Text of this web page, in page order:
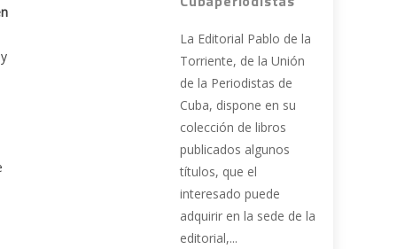
La Editorial Pablo de la
Torriente, de la Unión
de la Periodistas de
Cuba, dispone en su
colección de libros
publicados algunos
títulos, que el
interesado puede
adquirir en la sede de la
editorial,...